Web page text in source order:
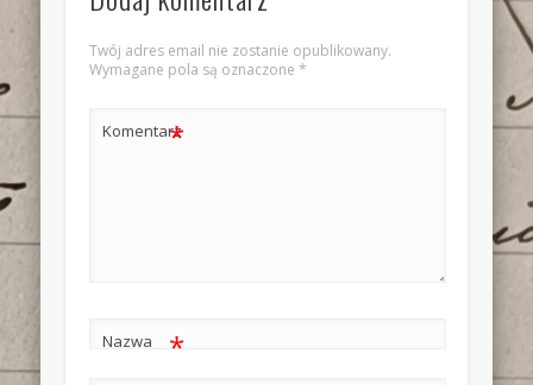
Twój adres email nie zostanie opublikowany.
Wymagane pola są oznaczone *
Komentarz
*
Nazwa *